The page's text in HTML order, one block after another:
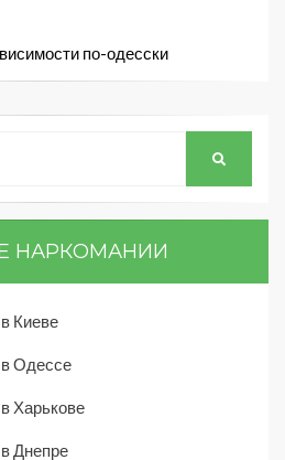
по-одесски
НАРКОМАНИИ
Киеве
Одессе
Харькове
Днепре